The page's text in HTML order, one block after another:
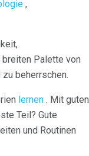
,
Palette von
beherrschen.
lernen . Mit guten
Teil? Gute
und Routinen